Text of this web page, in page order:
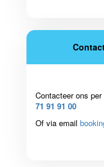
Contacteer ons
71 91 91 00
Of via email